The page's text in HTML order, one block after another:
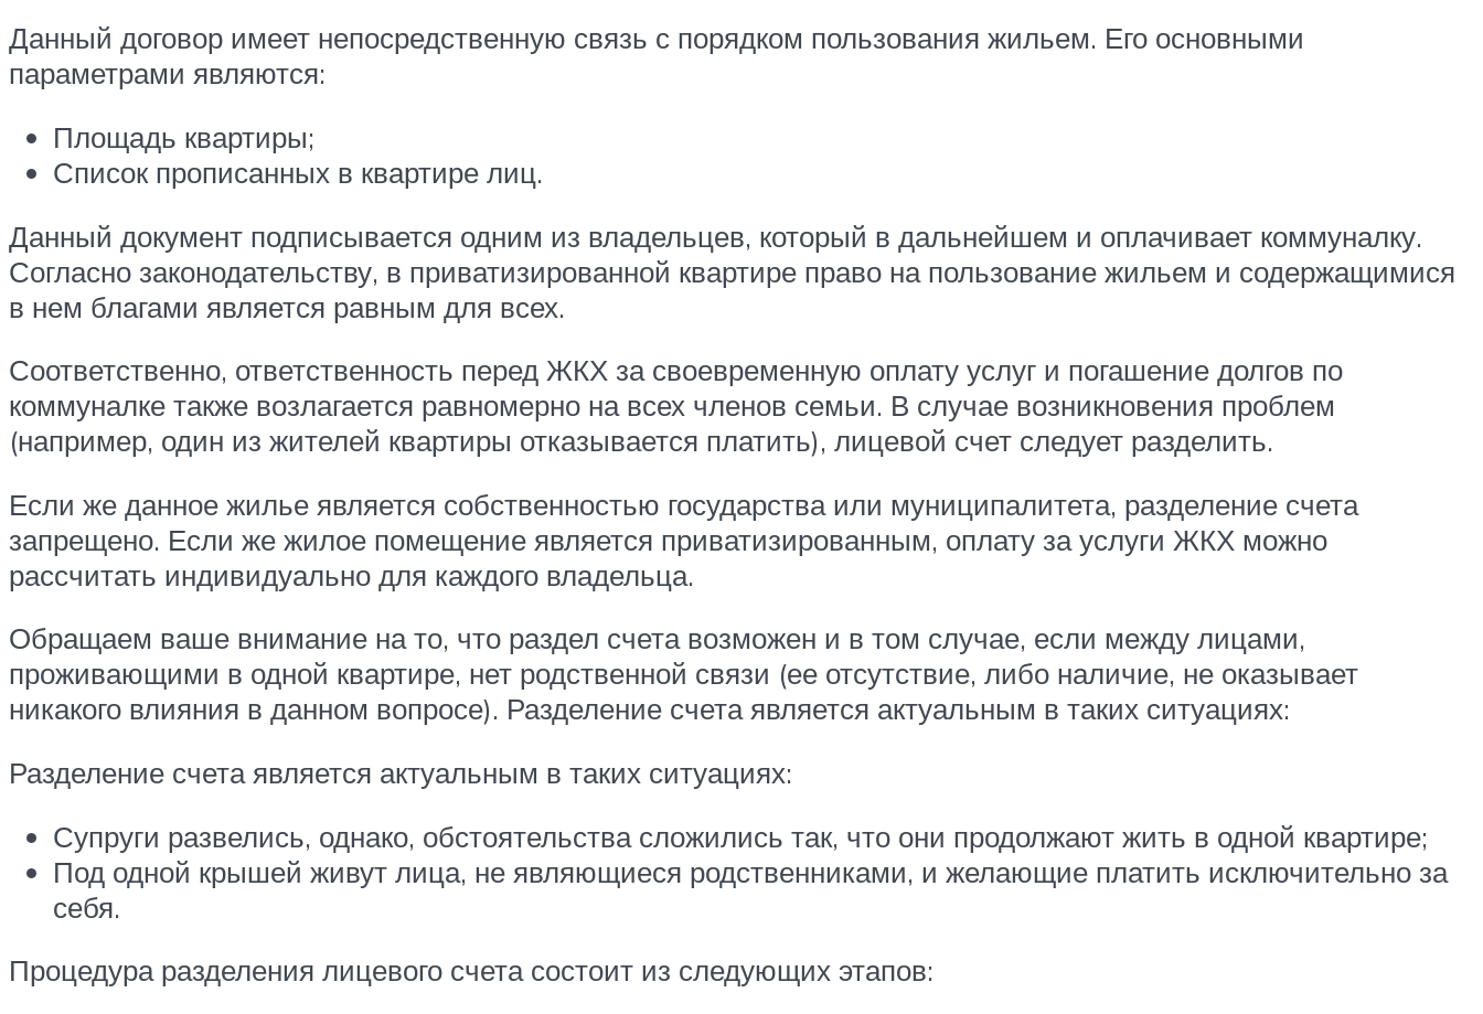
Данный договор имеет непосредственную связь с порядком пользования жильем. Его основными
параметрами являются:
Площадь квартиры;
Список прописанных в квартире лиц.
Данный документ подписывается одним из владельцев, который в дальнейшем и оплачивает коммуналку.
Согласно законодательству, в приватизированной квартире право на пользование жильем и содержащимися
в нем благами является равным для всех.
Соответственно, ответственность перед ЖКХ за своевременную оплату услуг и погашение долгов по
коммуналке также возлагается равномерно на всех членов семьи. В случае возникновения проблем
(например, один из жителей квартиры отказывается платить), лицевой счет следует разделить.
Если же данное жилье является собственностью государства или муниципалитета, разделение счета
запрещено. Если же жилое помещение является приватизированным, оплату за услуги ЖКХ можно
рассчитать индивидуально для каждого владельца.
Обращаем ваше внимание на то, что раздел счета возможен и в том случае, если между лицами,
проживающими в одной квартире, нет родственной связи (ее отсутствие, либо наличие, не оказывает
никакого влияния в данном вопросе). Разделение счета является актуальным в таких ситуациях:
Разделение счета является актуальным в таких ситуациях:
Супруги развелись, однако, обстоятельства сложились так, что они продолжают жить в одной квартире;
Под одной крышей живут лица, не являющиеся родственниками, и желающие платить исключительно за
себя.
Процедура разделения лицевого счета состоит из следующих этапов: